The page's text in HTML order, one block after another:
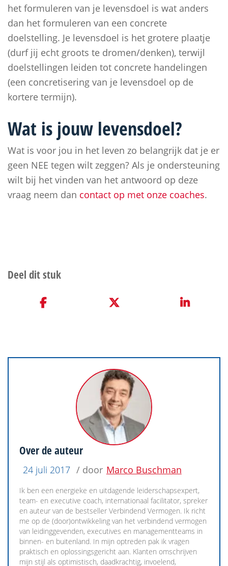
het formuleren van je levensdoel is wat anders
dan het formuleren van een concrete
doelstelling. Je levensdoel is het grotere plaatje
(durf jij echt groots te dromen/denken), terwijl
doelstellingen leiden tot concrete handelingen
(een concretisering van je levensdoel op de
kortere termijn).
Wat is jouw levensdoel?
Wat is voor jou in het leven zo belangrijk dat je er
geen NEE tegen wilt zeggen? Als je ondersteuning
wilt bij het vinden van het antwoord op deze
vraag neem dan contact op met onze coaches.
Over de auteur
24 juli 2017 / door Marco Buschman
Ik ben een energieke en uitdagende leiderschapsexpert,
team- en executive coach, internationaal facilitator, spreker
en auteur van de bestseller Verbindend Vermogen. Ik richt
me op de (door)ontwikkeling van het verbindend vermogen
van leidinggevenden, executives en managementteams in
binnen- en buitenland. In mijn optreden pak ik vragen
praktisch en oplossingsgericht aan. Klanten omschrijven
mijn stijl als optimistisch, daadkrachtig, invoelend,